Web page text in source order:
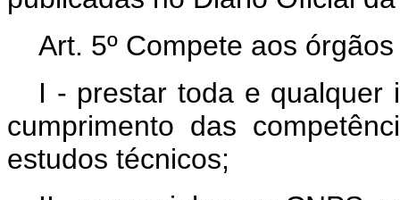
Art. 5º Compete aos
I - prestar toda e qualquer
cumprimento das
estudos técnicos;